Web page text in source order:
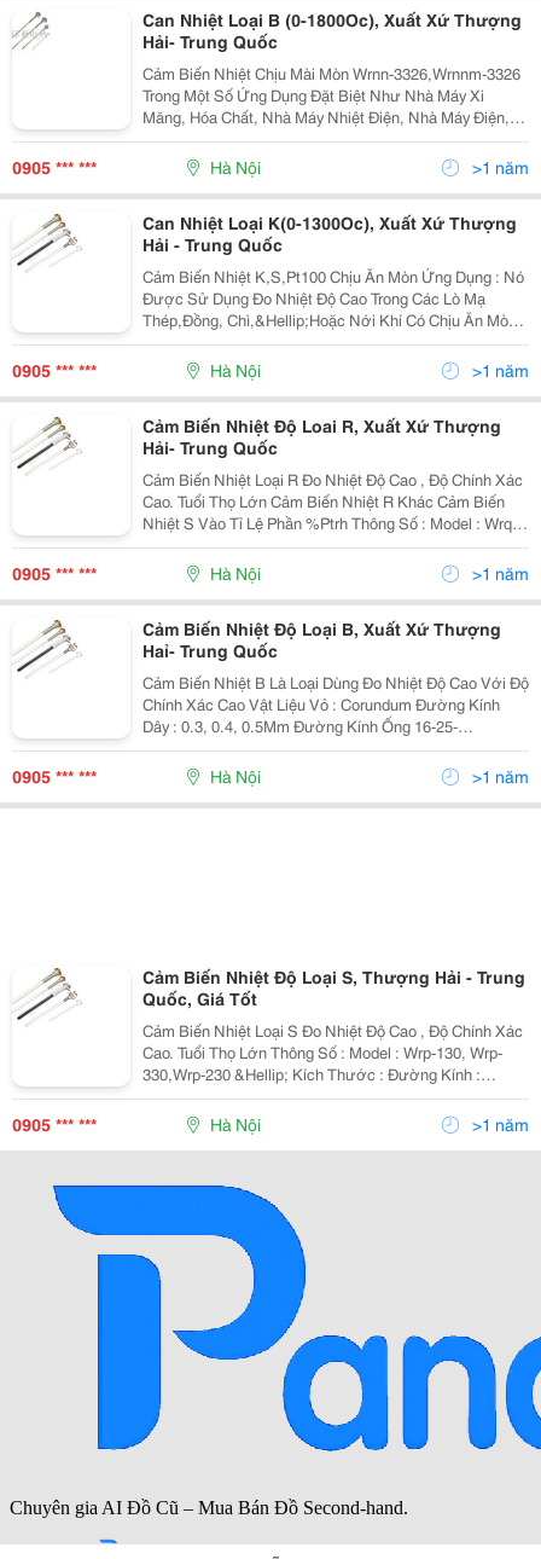
Can Nhiệt Loại B (0-1800Oc), Xuất Xứ Thượng
Hải- Trung Quốc
Cảm Biến Nhiệt Chịu Mài Mòn Wrnn-3326,Wrnnm-3326
Trong Một Số Ứng Dụng Đặt Biệt Như Nhà Máy Xi
Măng, Hóa Chất, Nhà Máy Nhiệt Điện, Nhà Máy Điện,
Nhà Máy Phân Đạm, Cảm Biến Nhiệt Thường Rất Dể
Hỏng Khi Sử Dụng . Vì Vâyh Cảm Biến Nhiệt Chịu Ăn
0905 *** *** Hà Nội >1 năm
Can Nhiệt Loại K(0-1300Oc), Xuất Xứ Thượng
Hải - Trung Quốc
Cảm Biến Nhiệt K,S,Pt100 Chịu Ăn Mòn Ứng Dụng : Nó
Được Sử Dụng Đo Nhiệt Độ Cao Trong Các Lò Mạ
Thép,Đồng, Chì,&Hellip;Hoặc Nới Khí Có Chịu Ăn Mòn
Thông Số Kỹ Thuật Chính Kết Nối Zen: M20*1.5, Npt1/2
0905 *** *** Hà Nội >1 năm
Cảm Biến Nhiệt Độ Loai R, Xuất Xứ Thượng
Hải- Trung Quốc
Cảm Biến Nhiệt Loại R Đo Nhiệt Độ Cao , Độ Chính Xác
Cao. Tuổi Thọ Lớn Cảm Biến Nhiệt R Khác Cảm Biến
Nhiệt S Vào Tỉ Lệ Phần %Ptrh Thông Số : Model : Wrq-
130, Wrq-330,Wrq-230 &Hellip; Kích Thước : Đường
Kính : 8,10,12,16,20,25,30&He
0905 *** *** Hà Nội >1 năm
Cảm Biến Nhiệt Độ Loại B, Xuất Xứ Thượng
Haỉ- Trung Quốc
Cảm Biến Nhiệt B Là Loại Dùng Đo Nhiệt Độ Cao Với Độ
Chính Xác Cao Vật Liệu Vỏ : Corundum Đường Kính
Dây : 0.3, 0.4, 0.5Mm Đường Kính Ống 16-25-
34Mm&Hellip; Nhiệt Độ Làm Việc 0-1600Oc Nhiệt Độ
Max 0-1600Oc Cảm Biến Nhiệt Lo
0905 *** *** Hà Nội >1 năm
Cảm Biến Nhiệt Độ Loại S, Thượng Hải - Trung
Quốc, Giá Tốt
Cảm Biến Nhiệt Loại S Đo Nhiệt Độ Cao , Độ Chính Xác
Cao. Tuổi Thọ Lớn Thông Số : Model : Wrp-130, Wrp-
330,Wrp-230 &Hellip; Kích Thước : Đường Kính :
8,10,12,16,20,25,30&Hellip; Đường Kính Dây :
0905 *** *** Hà Nội >1 năm